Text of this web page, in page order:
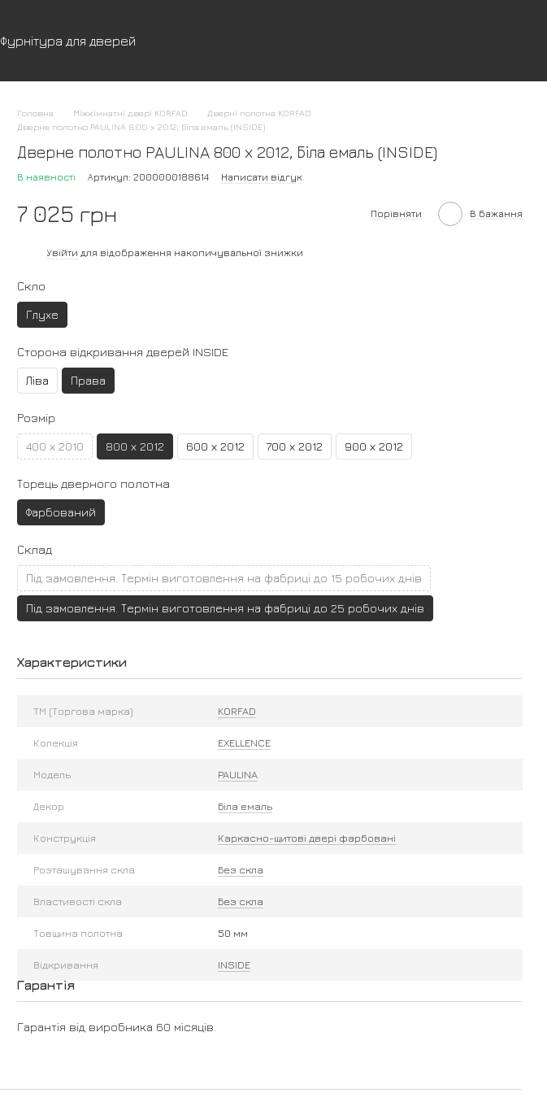
Фурнітура для дверей
Головна Міжкімнатні двері KORFAD
Дверні полотна KORFAD
Дверне полотно PAULINA 800 х 2012, Біла емаль (INSIDE)
Дверне полотно PAULINA 800 х 2012, Біла емаль (INSIDE)
В наявності Артикул: 2000000188614 Написати відгук
7 025 грн Порівняти В бажання
Увійти для відображення накопичувальної знижки
Скло
Глухе
Сторона відкривання дверей INSIDE
Ліва Права
Розмір
400 х 2010 800 х 2012 600 х 2012 700 х 2012 900 х 2012
Торець дверного полотна
Фарбований
Склад
Під замовлення. Термін виготовлення на фабриці до 15 робочих днів
Під замовлення. Термін виготовлення на фабриці до 25 робочих днів
Характеристики
ТМ (Торгова марка) KORFAD
Колекція EXELLENCE
Модель PAULINA
Декор Біла емаль
Конструкція Каркасно-щитові двері фарбовані
Розташування скла Без скла
Властивості скла Без скла
Товщина полотна 50 мм
Відкривання INSIDE
Гарантія
Гарантія від виробника 60 місяців.